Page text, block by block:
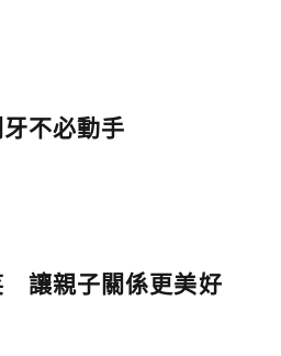
不必動手
讓親子關係更美好